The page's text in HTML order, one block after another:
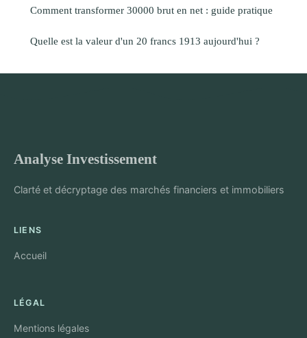
Comment transformer 30000 brut en net : guide pratique
Quelle est la valeur d'un 20 francs 1913 aujourd'hui ?
Analyse Investissement
Clarté et décryptage des marchés financiers et immobiliers
LIENS
Accueil
LÉGAL
Mentions légales